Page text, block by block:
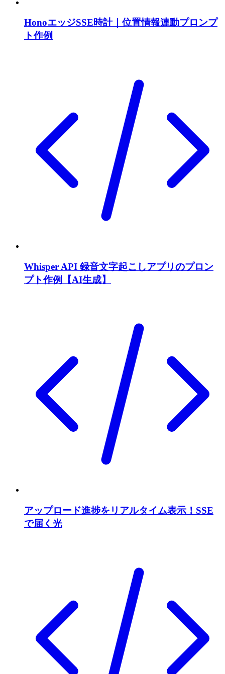
HonoエッジSSE時計｜位置情報連動プロンプ
ト作例
Whisper API 録音文字起こしアプリのプロン
プト作例【AI生成】
アップロード進捗をリアルタイム表示！SSE
で届く光